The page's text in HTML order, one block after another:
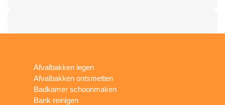
Afvalbakken legen
Afvalbakken ontsmetten
Badkamer schoonmaken
Bank reinigen